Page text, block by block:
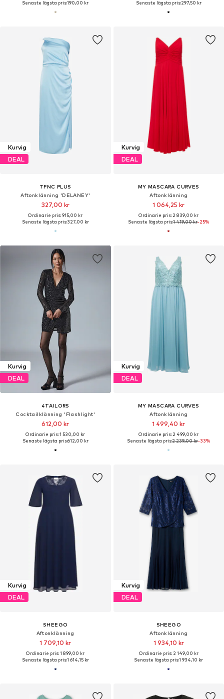
Senaste lägsta pris:190,00 kr
Senaste lägsta pris:297,50 kr
Kurvig
DEAL
TFNC PLUS
Aftonklänning 'DELANEY'
327,00 kr
Ordinarie pris: 915,00 kr
Senaste lägsta pris:327,00 kr
Kurvig
DEAL
MY MASCARA CURVES
Aftonklänning
1 064,25 kr
Ordinarie pris: 2 839,00 kr
Senaste lägsta pris:1 419,00 kr-25%
Kurvig
DEAL
4TAILORS
Cocktailklänning 'Flashlight'
612,00 kr
Ordinarie pris: 1 530,00 kr
Senaste lägsta pris:612,00 kr
Kurvig
DEAL
MY MASCARA CURVES
Aftonklänning
1 499,40 kr
Ordinarie pris: 2 499,00 kr
Senaste lägsta pris:2 239,00 kr-33%
Kurvig
DEAL
SHEEGO
Aftonklänning
1 709,10 kr
Ordinarie pris: 1 899,00 kr
Senaste lägsta pris:1 614,15 kr
Kurvig
DEAL
SHEEGO
Aftonklänning
1 934,10 kr
Ordinarie pris: 2 149,00 kr
Senaste lägsta pris:1 934,10 kr